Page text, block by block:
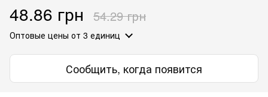
48.86 грн 54.29 грн
Оптовые цены от 3 единиц
Сообщить, когда появится